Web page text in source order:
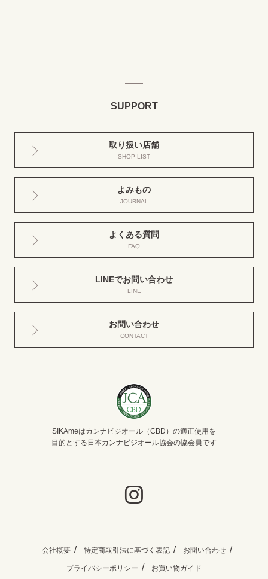
SUPPORT
取り扱い店舗
SHOP LIST
よみもの
JOURNAL
よくある質問
FAQ
LINEでお問い合わせ
LINE
お問い合わせ
CONTACT
SIKAmeはカンナビジオール（CBD）の適正使用を
目的とする日本カンナビジオール協会の協会員です
会社概要 特定商取引法に基づく表記 お問い合わせ
プライバシーポリシー お買い物ガイド